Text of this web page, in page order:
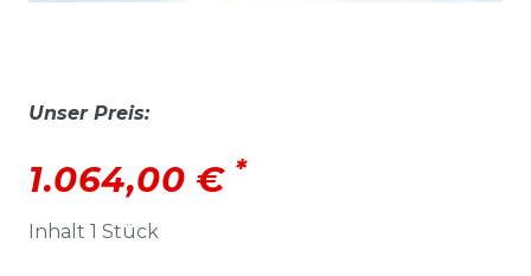
Unser Preis:
1.064,00 € *
Inhalt 1 Stück